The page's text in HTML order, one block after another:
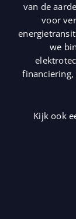
van de
voor
we
financiering,
Kijk ook